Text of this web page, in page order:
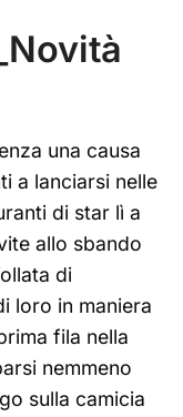
una causa
a lanciarsi nelle
di star lì a
allo sbando
di
loro in maniera
fila nella
nemmeno
sulla camicia